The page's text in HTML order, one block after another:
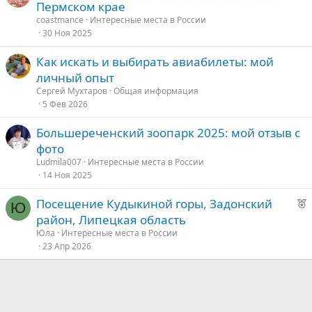
у
е
Пермском крае
coastmance
Интересные места в России
30 Ноя 2025
Как искать и выбирать авиабилеты: мой
личный опыт
Сергей Мухтаров Общая информация
5 Фев 2026
Большереченский зоопарк 2025: мой отзыв с
фото
Ludmila007 Интересные места в России
14 Ноя 2025
Ю
Р
Посещение Кудыкиной горы, Задонский
район, Липецкая область
Юла
Интересные места в России
23 Апр 2026